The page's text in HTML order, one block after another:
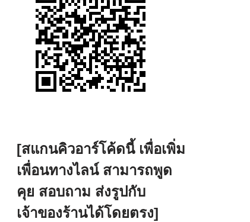
[สแกนคิวอาร์โค้ดนี้ เพื่อเพิ่ม
เพื่อนทางไลน์ สามารถพูด
คุย สอบถาม ส่งรูปกับ
เจ้าของร้านได้โดยตรง]